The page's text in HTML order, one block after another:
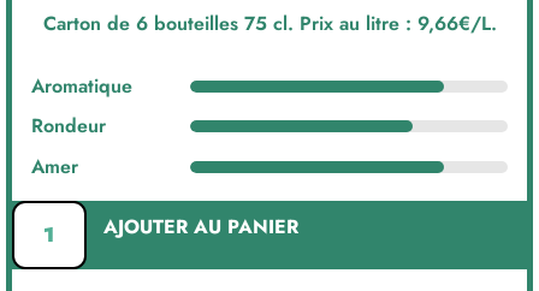
Carton de 6 bouteilles 75 cl. Prix au litre : 9,66€/L.
Aromatique
Rondeur
Amer
AJOUTER AU PANIER